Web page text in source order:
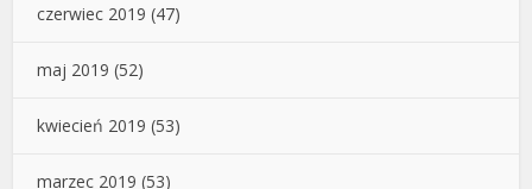
czerwiec 2019 (47)
maj 2019 (52)
kwiecień 2019 (53)
marzec 2019 (53)